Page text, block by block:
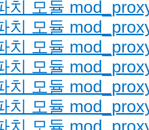
치 모듈
치 모듈
치 모듈
치 모듈
치 모듈
치 모듈
치 모듈